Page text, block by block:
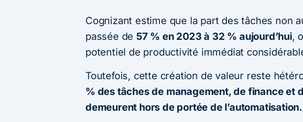
Cognizant estime que la part des tâches non
passée de 57 % en 2023 à 32 % aujourd’hui,
potentiel de productivité immédiat
Toutefois, cette création de valeur reste
% des tâches de management, de finance et
demeurent hors de portée de l’automatisation.